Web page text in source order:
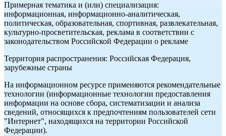
Примерная тематика и (или) специализация:
информационная, информационно-аналитическая,
политическая, образовательная, спортивная, развлекательная,
культурно-просветительская, реклама в соответствии с
законодательством Российской Федерации о рекламе
Территория распространения: Российская Федерация,
зарубежные страны
На информационном ресурсе применяются рекомендательные
технологии (информационные технологии предоставления
информации на основе сбора, систематизации и анализа
сведений, относящихся к предпочтениям пользователей сети
"Интернет", находящихся на территории Российской
Федерации).